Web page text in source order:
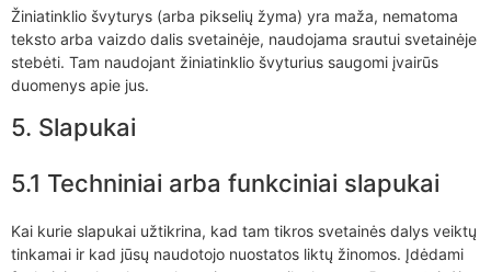
Žiniatinklio švyturys (arba pikselių žyma) yra maža, nematoma
teksto arba vaizdo dalis svetainėje, naudojama srautui svetainėje
stebėti. Tam naudojant žiniatinklio švyturius saugomi įvairūs
duomenys apie jus.
5. Slapukai
5.1 Techniniai arba funkciniai slapukai
Kai kurie slapukai užtikrina, kad tam tikros svetainės dalys veiktų
tinkamai ir kad jūsų naudotojo nuostatos liktų žinomos. Įdėdami